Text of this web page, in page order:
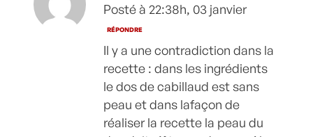
Posté à 22:38h, 03 janvier
RÉPONDRE
Il y a une contradiction dans la
recette : dans les ingrédients
le dos de cabillaud est sans
peau et dans lafaçon de
réaliser la recette la peau du